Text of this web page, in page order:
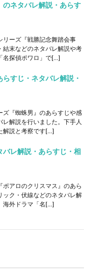
ネタバレ解説・あらす
リーズ『戦勝記念舞踏会事
結末などのネタバレ解説や考
名探偵ポワロ」で[…]
すじ・ネタバレ解説・
ズ『蜘蛛男』のあらすじや感
解説を行いました。下手人
解説と考察です[…]
バレ解説・あらすじ・相
アロのクリスマス』のあら
ック・伏線などのネタバレ解
海外ドラマ「名[…]